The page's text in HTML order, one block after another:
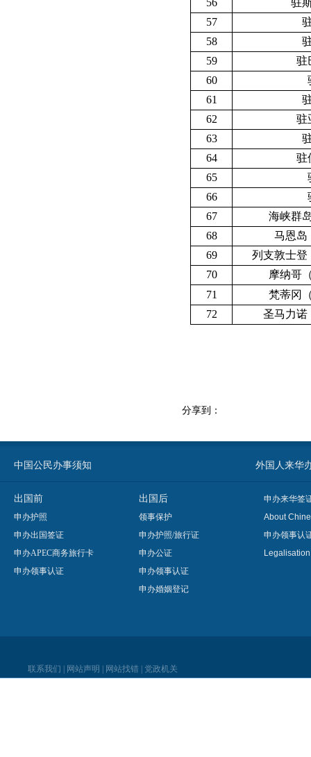
56
驻
57
58
59
驻
60
61
62
驻
63
64
驻
65
66
67
海峡群
68
马恩岛
69
列支敦士登
70
摩纳哥
71
梵蒂冈
72
圣马力诺
分享到：
中国公民办事须知 外国人来华
出国前
申办护照
申办出国签证
申办APEC商务旅行卡
申办领事认证
出国后
领事保护
申办护照/旅行证
申办公证
申办领事认证
申办婚姻登记
申办来华签
About
申办领事认
联系我们 网站声明 网站找错 党政机关